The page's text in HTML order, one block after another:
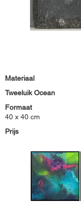
Materiaal
Tweeluik Ocean
Formaat
40 x 40 cm
Prijs